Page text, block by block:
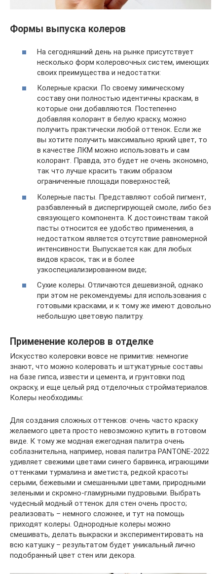
Формы выпуска колеров
На сегодняшний день на рынке присутствует
несколько форм колеровочных систем, имеющих
своих преимущества и недостатки:
Колерные краски. По своему химическому
составу они полностью идентичны краскам, в
которые они добавляются. Постепенно
добавляя колорант в белую краску, можно
получить практически любой оттенок. Если же
вы хотите получить максимально яркий цвет, то
в качестве ЛКМ можно использовать и сам
колорант. Правда, это будет не очень экономно,
так что лучше красить таким образом
ограниченные площади поверхностей;
Колерные пасты. Представляют собой пигмент,
разбавленный в диспергирующей смоле, либо без
связующего компонента. К достоинствам такой
пасты относится ее удобство применения, а
недостатком является отсутствие равномерной
интенсивности. Выпускается как для любых
видов красок, так и в более
узкоспециализированном виде;
Сухие колеры. Отличаются дешевизной, однако
при этом не рекомендуемы для использования с
готовыми красками, и к тому же имеют довольно
небольшую цветовую палитру.
Применение колеров в отделке
Искусство колеровки вовсе не примитив: немногие
знают, что можно колеровать и штукатурные составы
на базе гипса, извести и цемента, и грунтовки под
окраску, и еще целый ряд отделочных стройматериалов.
Колеры необходимы:
Для создания сложных оттенков: очень часто краску
желаемого цвета просто невозможно купить в готовом
виде. К тому же модная ежегодная палитра очень
соблазнительна, например, новая палитра PANTONE-2022
удивляет свежими цветами синего барвинка, играющими
оттенками турмалина и аметиста, редкой красоты
серыми, бежевыми и смешанными цветами, природными
зелеными и скромно-гламурными пудровыми. Выбрать
чудесный модный оттенок для стен очень просто;
реализовать – немного сложнее, и тут на помощь
приходят колеры. Однородные колеры можно
смешивать, делать выкраски и экспериментировать на
всю катушку – результатом будет уникальный лично
подобранный цвет стен или декора.